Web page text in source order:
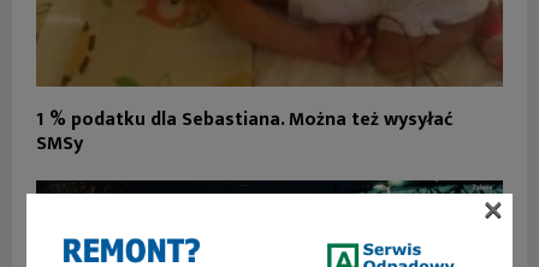
1 % podatku dla Sebastiana. Można też wysyłać
SMSy
×